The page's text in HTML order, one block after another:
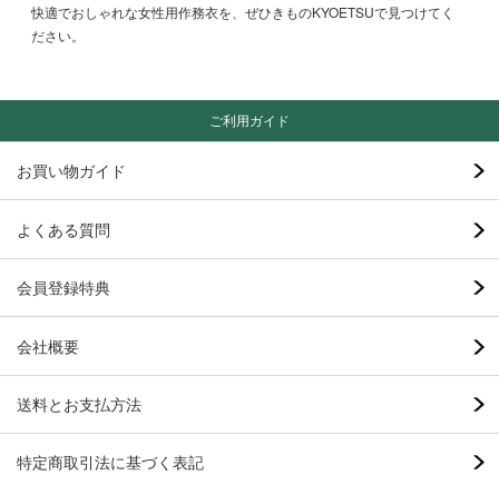
快適でおしゃれな女性用作務衣を、ぜひきものKYOETSUで見つけてく
ださい。
ご利用ガイド
お買い物ガイド
よくある質問
会員登録特典
会社概要
送料とお支払方法
特定商取引法に基づく表記